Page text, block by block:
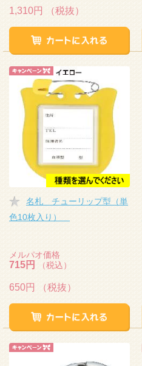
1,310円 （税抜）
名札 チューリップ型（単
色10枚入り）
メルパオ価格
715円 （税込）
650円 （税抜）